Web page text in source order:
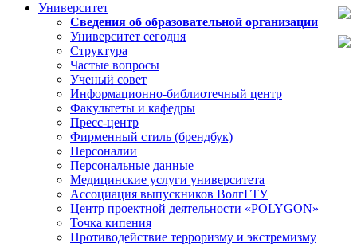
Университет
Сведения об образовательной организации
Университет сегодня
Структура
Частые вопросы
Ученый совет
Информационно-библиотечный центр
Факультеты и кафедры
Пресс-центр
Фирменный стиль (брендбук)
Персоналии
Персональные данные
Медицинские услуги университета
Ассоциация выпускников ВолгГТУ
Центр проектной деятельности «POLYGON»
Точка кипения
Противодействие терроризму и экстремизму